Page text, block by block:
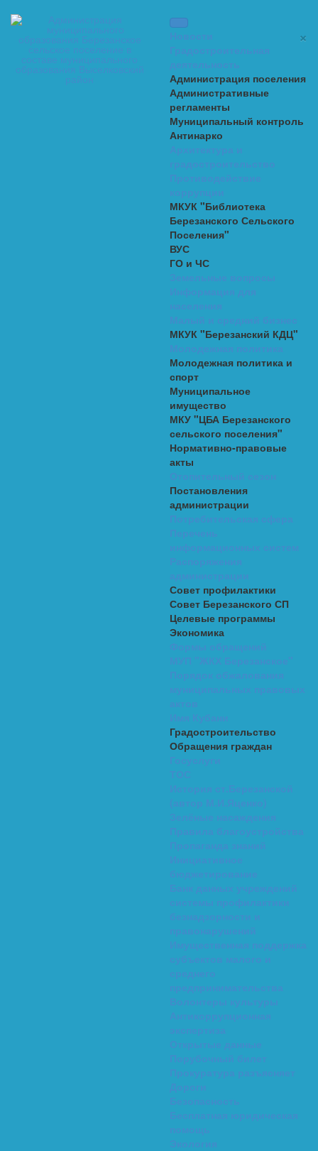
×
Новости
Градостроительная
деятельность
Администрация поселения
Административные
регламенты
Муниципальный контроль
Антинарко
Архитектура и
градостроительство
Противодействие
коррупции
МКУК "Библиотека
Березанского Сельского
Поселения"
ВУС
ГО и ЧС
Земельные вопросы
Информация для
населения
Малый и средний бизнес
МКУК "Березанский КДЦ"
Молодежная политика
Молодежная политика и
спорт
Муниципальное
имущество
МКУ "ЦБА Березанского
сельского поселения"
Нормативно-правовые
акты
Отопительный сезон
Постановления
администрации
Потребительская сфера
Перечень
информационных систем
Распоряжения
администрации
Совет профилактики
Совет Березанского СП
Целевые программы
Экономика
Формы обращений
МУП "ЖКХ Березанское"
Порядок обжалования
муниципальных правовых
актов
Имя Кубани
Градостроительство
Обращения граждан
Госуслуги
ТОС
История ст.Березанской
(автор М.И.Яценко)
Зелёные насаждения
Правила благоустройства
Пропаганда знаний
Инициативное
бюджетирование
Банк данных учреждений
системы профилактики
безнадзорности и
правонарушений
Имущественная поддержка
субъектов малого и
среднего
предпринимательства
Волонтеры культуры
Антикоррупционная
экспертиза
Открытые данные
Порубочный билет
Прокуратура разъясняет
Дороги
Безопасность
Бесплатная юридическая
помощь
Экология